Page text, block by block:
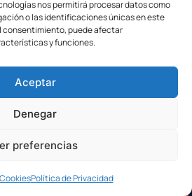
nos permitirá procesar datos como
o las identificaciones únicas en este
consentimiento, puede afectar
y funciones.
Aceptar
Denegar
preferencias
Política de Privacidad
Test completo de la
con pastilla